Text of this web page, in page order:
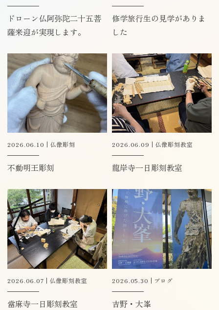
ドローン仏阿弥陀二十五菩
薩来迎が実現します。
修学旅行生の見学がありま
した
2026.06.10 仏像彫刻
不動明王彫刻
2026.06.09 仏像彫刻教室
龍岸寺一日彫刻教室
2026.06.07 仏像彫刻教室
當麻寺一日彫刻教室
2026.05.30 ブログ
吉野・大峯